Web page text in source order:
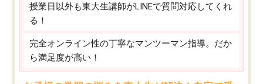
授業日以外も東大生講師がLINEで質問対応してくれ
る！
完全オンライン性の丁寧なマンツーマン指導。だか
ら満足度が高い！